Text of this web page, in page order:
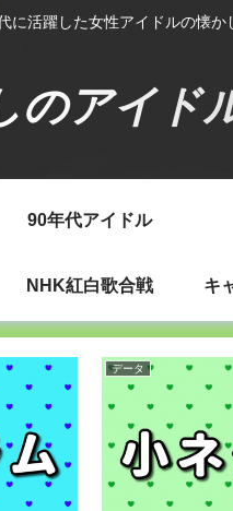
活躍した女性アイドルの懐か
のアイド
90年代アイドル
NHK紅白歌合戦 キ
データ